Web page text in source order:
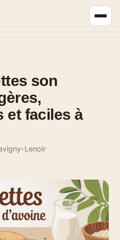
son
et faciles à
Lenoir·